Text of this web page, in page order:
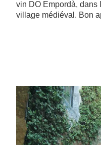
vin DO Empordà, dans
village médiéval. Bon